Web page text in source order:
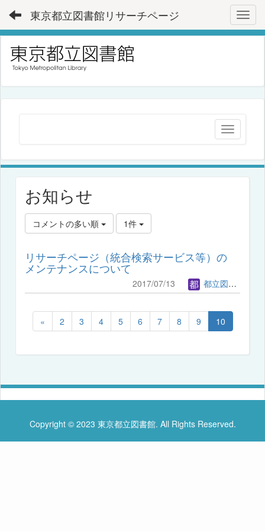
東京都立図書館リサーチページ
お知らせ
コメントの多い順 1件
リサーチページ（統合検索サービス等）の
メンテナンスについて
2017/07/13 都立図書館管理者
« 2 3 4 5 6 7 8 9 10
Copyright © 2023 東京都立図書館. All Rights Reserved.